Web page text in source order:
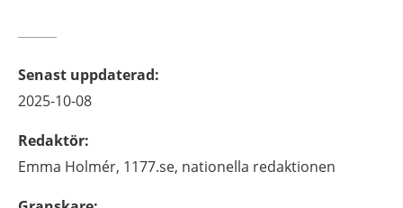
Senast uppdaterad:
2025-10-08
Redaktör:
Emma Holmér, 1177.se, nationella redaktionen